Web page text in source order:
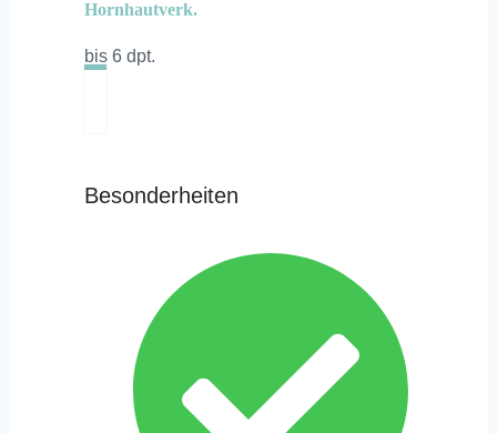
Hornhautverk.
bis 6 dpt.
Besonderheiten